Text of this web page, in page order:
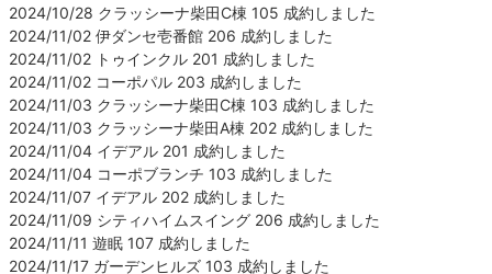
2024/10/28 クラッシーナ柴田C棟 105 成約しました
2024/11/02 伊ダンセ壱番館 206 成約しました
2024/11/02 トゥインクル 201 成約しました
2024/11/02 コーポパル 203 成約しました
2024/11/03 クラッシーナ柴田C棟 103 成約しました
2024/11/03 クラッシーナ柴田A棟 202 成約しました
2024/11/04 イデアル 201 成約しました
2024/11/04 コーポブランチ 103 成約しました
2024/11/07 イデアル 202 成約しました
2024/11/09 シティハイムスイング 206 成約しました
2024/11/11 遊眠 107 成約しました
2024/11/17 ガーデンヒルズ 103 成約しました